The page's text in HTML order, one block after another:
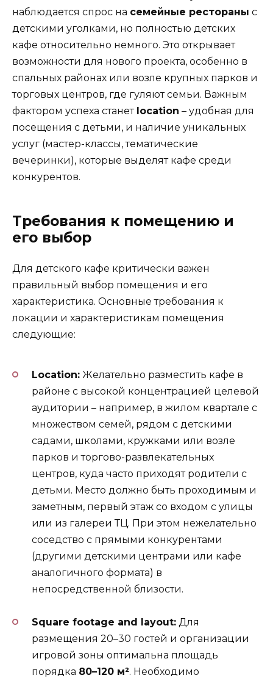
наблюдается спрос на семейные рестораны с
детскими уголками, но полностью детских
кафе относительно немного. Это открывает
возможности для нового проекта, особенно в
спальных районах или возле крупных парков и
торговых центров, где гуляют семьи. Важным
фактором успеха станет location – удобная для
посещения с детьми, и наличие уникальных
услуг (мастер-классы, тематические
вечеринки), которые выделят кафе среди
конкурентов.
Требования к помещению и
его выбор
Для детского кафе критически важен
правильный выбор помещения и его
характеристика. Основные требования к
локации и характеристикам помещения
следующие:
Location: Желательно разместить кафе в
районе с высокой концентрацией целевой
аудитории – например, в жилом квартале с
множеством семей, рядом с детскими
садами, школами, кружками или возле
парков и торгово-развлекательных
центров, куда часто приходят родители с
детьми. Место должно быть проходимым и
заметным, первый этаж со входом с улицы
или из галереи ТЦ. При этом нежелательно
соседство с прямыми конкурентами
(другими детскими центрами или кафе
аналогичного формата) в
непосредственной близости.
Square footage and layout: Для
размещения 20–30 гостей и организации
игровой зоны оптимальна площадь
порядка 80–120 м². Необходимо